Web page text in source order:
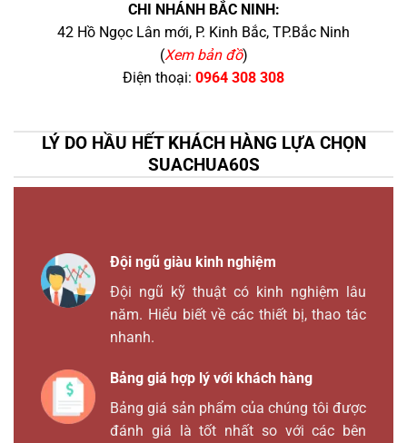
CHI NHÁNH BẮC NINH:
42 Hồ Ngọc Lân mới, P. Kinh Bắc, TP.Bắc Ninh
(Xem bản đồ)
Điện thoại: 0964 308 308
LÝ DO HẦU HẾT KHÁCH HÀNG LỰA CHỌN
SUACHUA60S
Đội ngũ giàu kinh nghiệm
Đội ngũ kỹ thuật có kinh nghiệm lâu
năm. Hiểu biết về các thiết bị, thao tác
nhanh.
Bảng giá hợp lý với khách hàng
Bảng giá sản phẩm của chúng tôi được
đánh giá là tốt nhất so với các bên